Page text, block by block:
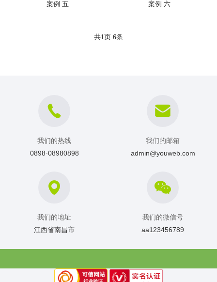
案例 五 案例 六
共1页 6条
我们的热线
0898-08980898
我们的邮箱
admin@youweb.com
我们的地址
江西省南昌市
我们的微信号
aa123456789